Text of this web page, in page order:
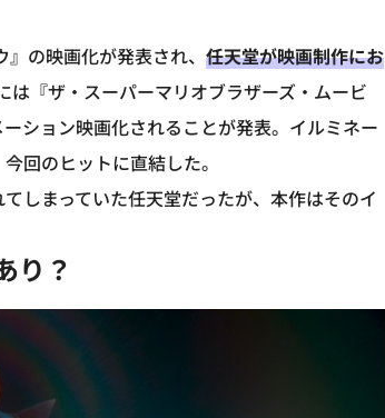
の映画化が発表され、 任天堂が映画制作にお
は『ザ・スーパーマリオブラザーズ・ムービ
ション映画化されることが発表。イルミネー
回のヒットに直結した。
しまっていた任天堂だったが、本作はそのイ
り？